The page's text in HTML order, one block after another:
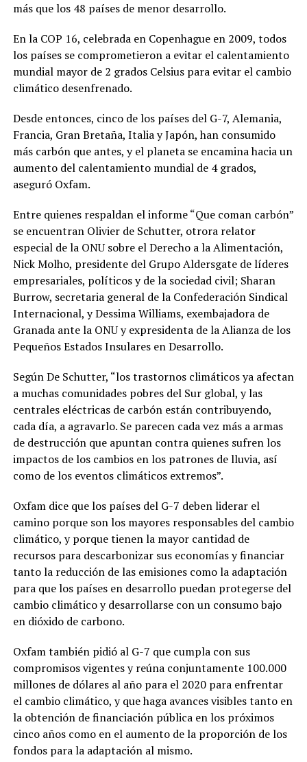
más que los 48 países de menor desarrollo.
En la COP 16, celebrada en Copenhague en 2009, todos
los países se comprometieron a evitar el calentamiento
mundial mayor de 2 grados Celsius para evitar el cambio
climático desenfrenado.
Desde entonces, cinco de los países del G-7, Alemania,
Francia, Gran Bretaña, Italia y Japón, han consumido
más carbón que antes, y el planeta se encamina hacia un
aumento del calentamiento mundial de 4 grados,
aseguró Oxfam.
Entre quienes respaldan el informe “Que coman carbón”
se encuentran Olivier de Schutter, otrora relator
especial de la ONU sobre el Derecho a la Alimentación,
Nick Molho, presidente del Grupo Aldersgate de líderes
empresariales, políticos y de la sociedad civil; Sharan
Burrow, secretaria general de la Confederación Sindical
Internacional, y Dessima Williams, exembajadora de
Granada ante la ONU y expresidenta de la Alianza de los
Pequeños Estados Insulares en Desarrollo.
Según De Schutter, “los trastornos climáticos ya afectan
a muchas comunidades pobres del Sur global, y las
centrales eléctricas de carbón están contribuyendo,
cada día, a agravarlo. Se parecen cada vez más a armas
de destrucción que apuntan contra quienes sufren los
impactos de los cambios en los patrones de lluvia, así
como de los eventos climáticos extremos”.
Oxfam dice que los países del G-7 deben liderar el
camino porque son los mayores responsables del cambio
climático, y porque tienen la mayor cantidad de
recursos para descarbonizar sus economías y financiar
tanto la reducción de las emisiones como la adaptación
para que los países en desarrollo puedan protegerse del
cambio climático y desarrollarse con un consumo bajo
en dióxido de carbono.
Oxfam también pidió al G-7 que cumpla con sus
compromisos vigentes y reúna conjuntamente 100.000
millones de dólares al año para el 2020 para enfrentar
el cambio climático, y que haga avances visibles tanto en
la obtención de financiación pública en los próximos
cinco años como en el aumento de la proporción de los
fondos para la adaptación al mismo.